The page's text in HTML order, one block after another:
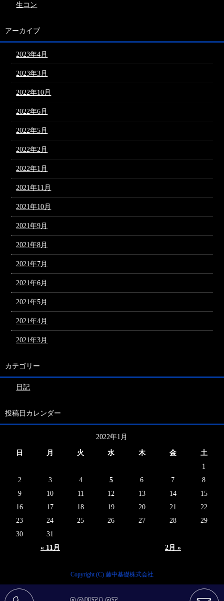
生コン
アーカイブ
2023年4月
2023年3月
2022年10月
2022年6月
2022年5月
2022年2月
2022年1月
2021年11月
2021年10月
2021年9月
2021年8月
2021年7月
2021年6月
2021年5月
2021年4月
2021年3月
カテゴリー
日記
投稿日カレンダー
2022年1月
日 月 火 水 木 金 土
« 11月 2月 »
1
2
3 4 5 6 7
8
9
10 11 12 13 14
15
16
17 18 19 20 21
22
23
24 25 26 27 28
29
30
31
Copyright (C) 藤中基礎株式会社